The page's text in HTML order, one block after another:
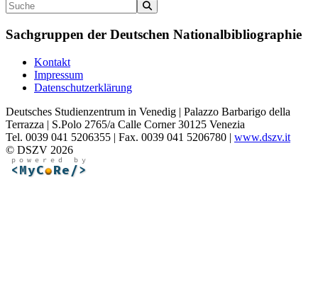
Sachgruppen der Deutschen Nationalbibliographie
Kontakt
Impressum
Datenschutzerklärung
Deutsches Studienzentrum in Venedig | Palazzo Barbarigo della
Terrazza | S.Polo 2765/a Calle Corner 30125 Venezia
Tel. 0039 041 5206355 | Fax. 0039 041 5206780 | www.dszv.it
© DSZV 2026